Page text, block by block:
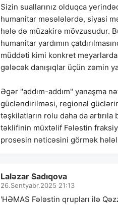
Sizin suallarınız olduqca
humanitar məsələlərdə, siyasi
hələ də müzakirə mövzusudur.
humanitar yardımın
müddəti kimi konkret
gələcək danışıqlar üçün zəmin
Əgər "addım-addım" yanaşma
gücləndirilməsi, regional
təşkilatların rolu daha da
təklifinin müxtəlif Fələstin
prosesin nəticəsini görmək
Laləzar Sadıqova
26.Sentyabr.2025 21:13
'HƏMAS Fələstin qrupları ilə